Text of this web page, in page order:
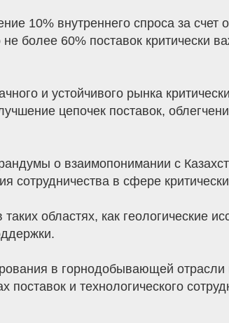
10% внутреннего спроса за счет
более 60% поставок критически
и устойчивого рынка
цепочек поставок,
о взаимопонимании с
сотрудничества в сфере
областях, как геологические
в горнодобывающей отрасли
и технологического